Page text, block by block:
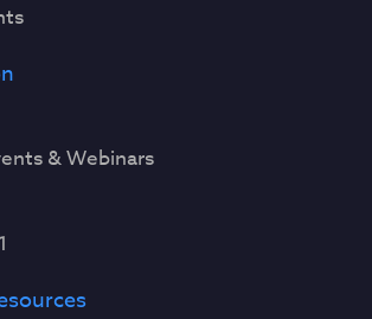
& Webinars